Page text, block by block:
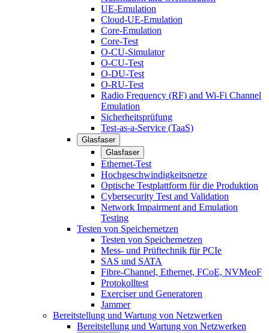
UE-Emulation
Cloud-UE-Emulation
Core-Emulation
Core-Test
O-CU-Simulator
O-CU-Test
O-DU-Test
O-RU-Test
Radio Frequency (RF) and Wi-Fi Channel
Emulation
Sicherheitsprüfung
Test-as-a-Service (TaaS)
Glasfaser
Glasfaser
Ethernet-Test
Hochgeschwindigkeitsnetze
Optische Testplattform für die Produktion
Cybersecurity Test and Validation
Network Impairment and Emulation
Testing
Testen von Speichernetzen
Testen von Speichernetzen
Mess- und Prüftechnik für PCIe
SAS und SATA
Fibre-Channel, Ethernet, FCoE, NVMeoF
Protokolltest
Exerciser und Generatoren
Jammer
Bereitstellung und Wartung von Netzwerken
Bereitstellung und Wartung von Netzwerken